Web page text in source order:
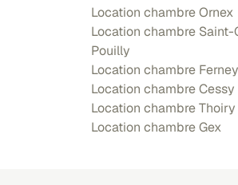
Location chambre Ornex
Location chambre Saint-
Pouilly
Location chambre
Location chambre Cessy
Location chambre Thoiry
Location chambre Gex